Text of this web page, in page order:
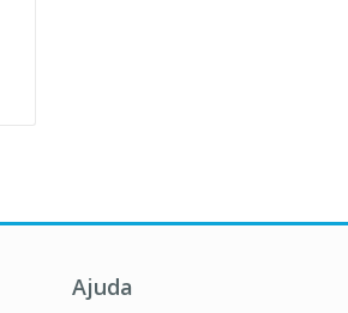
Ajuda